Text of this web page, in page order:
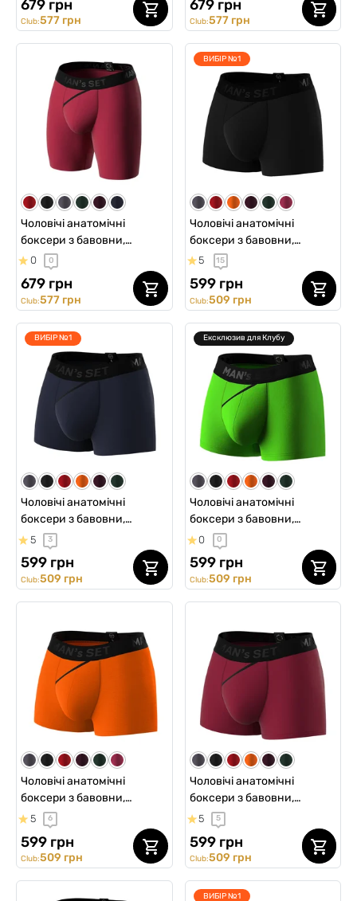
679 грн
Club:577 грн
679 грн
Club:577 грн
Чоловічі анатомічні
боксери з бавовни,
Anatomic Long 2.0, Black
Series, бордовий
0 0
679 грн
Club:577 грн
ВИБІР №1
Чоловічі анатомічні
боксери з бавовни,
Anatomic Classic 2.0, Black
Series, чорний
5 15
599 грн
Club:509 грн
ВИБІР №1
Чоловічі анатомічні
боксери з бавовни,
Anatomic Classic 2.0, Black
Series, темно-синій
5 3
599 грн
Club:509 грн
Ексклюзив для Клубу
Чоловічі анатомічні
боксери з бавовни,
Anatomic Classic 2.0, Black
Series, салатовий
0 0
599 грн
Club:509 грн
Чоловічі анатомічні
боксери з бавовни,
Anatomic Classic 2.0, Black
Series, помаранчевий
5 6
599 грн
Club:509 грн
Чоловічі анатомічні
боксери з бавовни,
Anatomic Classic 2.0, Black
Series, бордовий
5 5
599 грн
Club:509 грн
ВИБІР №1